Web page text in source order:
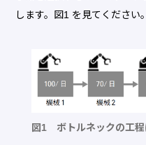
します。図1 を見てください。
図1 ボトルネックの工程